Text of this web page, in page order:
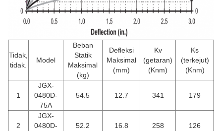
Tidak,
tidak.
Model
Beban
Statik
Maksimal
(kg)
Defleksi
Maksimal
(mm)
Kv
(getaran)
(Knm)
Ks
(terkejut)
(Knm)
1
JGX-
0480D-
75A
54.5 12.7 341 179
2
JGX-
0480D-
52.2 16.8 258 126